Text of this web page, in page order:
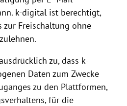
k-digital ist berechtigt,
zur Freischaltung ohne
zu, dass k-
Daten zum Zwecke
zu den Plattformen,
für die